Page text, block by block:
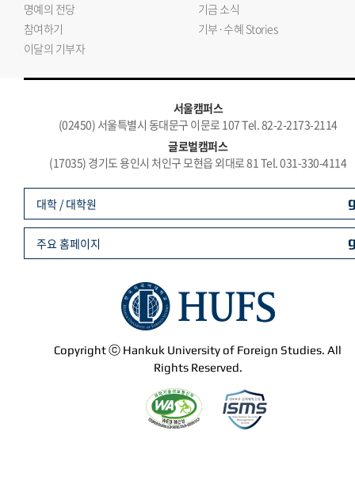
명예의 전당
기금 소식
참여하기
기부·수혜 Stories
이달의 기부자
서울캠퍼스
(02450) 서울특별시 동대문구 이문로 107 Tel. 82-2-2173-2114
글로벌캠퍼스
(17035) 경기도 용인시 처인구 모현읍 외대로 81 Tel. 031-330-4114
Copyright ⓒ Hankuk University of Foreign Studies. All
Rights Reserved.
대학 / 대학원
주요 홈페이지